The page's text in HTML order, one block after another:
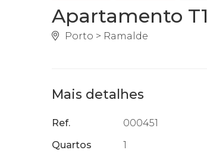
Apartamento T1
Porto > Ramalde
Mais detalhes
Ref. 000451
Quartos
1